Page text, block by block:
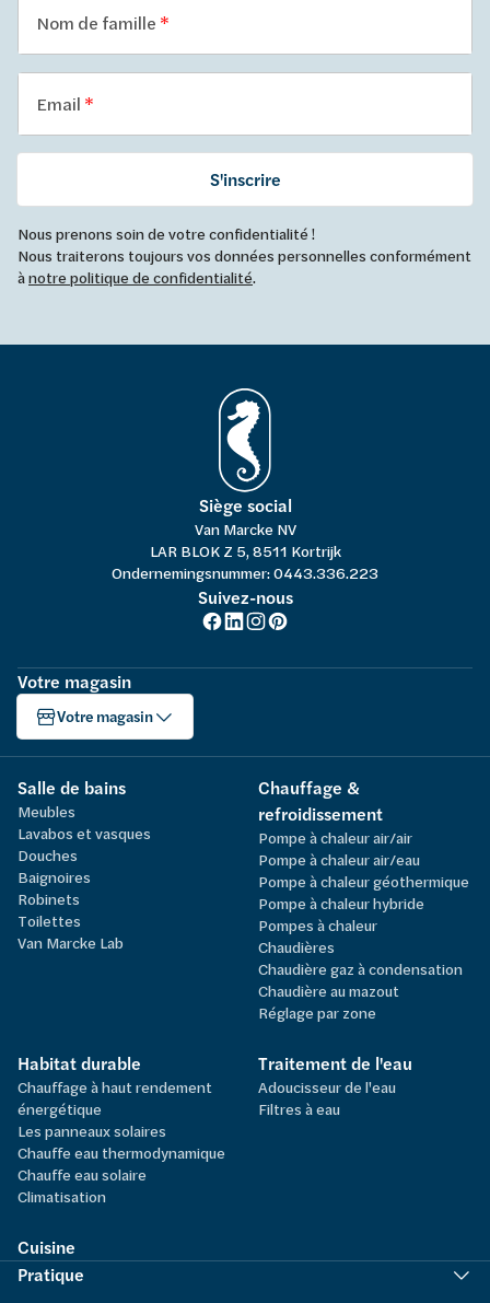
Nom de famille
Email
S'inscrire
Nous prenons soin de votre confidentialité !
Nous traiterons toujours vos données personnelles conformément
ànotre politique de confidentialité.
Siège social
Van Marcke NV
LAR BLOK Z 5, 8511 Kortrijk
Ondernemingsnummer: 0443.336.223
Suivez-nous
Votre magasin
Votre magasin
Salle de bains
Meubles
Lavabos et vasques
Douches
Baignoires
Robinets
Toilettes
Van Marcke Lab
Chauffage &
refroidissement
Pompe à chaleur air/air
Pompe à chaleur air/eau
Pompe à chaleur géothermique
Pompe à chaleur hybride
Pompes à chaleur
Chaudières
Chaudière gaz à condensation
Chaudière au mazout
Réglage par zone
Habitat durable
Chauffage à haut rendement
énergétique
Les panneaux solaires
Chauffe eau thermodynamique
Chauffe eau solaire
Climatisation
Traitement de l'eau
Adoucisseur de l'eau
Filtres à eau
Cuisine
Pratique